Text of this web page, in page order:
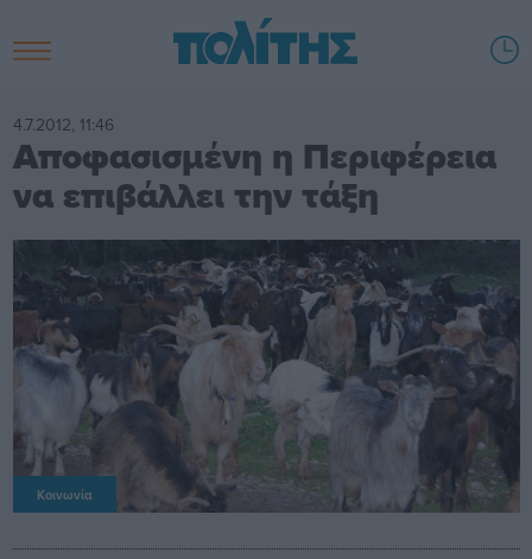
4.7.2012, 11:46
Αποφασισμένη η Περιφέρεια
να επιβάλλει την τάξη
Κοινωνία